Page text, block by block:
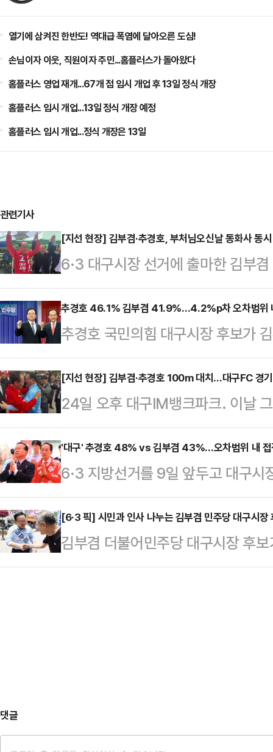
열기에 삼켜진 한반도! 역대급 폭염에 달아오른 도심!
손님이자 이웃, 직원이자 주민...홈플러스가 돌아왔다
홈플러스 영업 재개...67개 점 임시 개업 후 13일 정식 개장
홈플러스 임시 개업...13일 정식 개장 예정
홈플러스 임시 개업...정식 개장은 13일
관련기사
[지선 현장] 김부겸·추경호, 부처님오신날 동화사 동
6·3 대구시장 선거에 출마한 김부
후보가 부처님오신날인 24일 오전
다. 연등이 줄지어 내걸린 사찰에서
눴다.여론조사상 초접전을 벌이는
불교계 표심을 둘러싼 경쟁도 자연
법요식에 맞춰 동화사를 찾았다. 김
채 불자들과 인사를 주고받았다. 행
자들에게 허리를 숙…
추경호 46.1% 김부겸 41.9%…4.2%p차 오차범위
추경호 국민의힘 대구시장 후보가
에서 앞선다는 여론조사 결과가
올리서치 의뢰로 지난 23일 무선
도 조사를 한 결과, 추경호 후보는
났다.두 후보의 격차는 4.2%p로
수찬 개혁신당 후보는 3.7%를 기
겠음'은 3.2%다.추경호 후보는 △
[지선 현장] 김부겸·추경호 100m 대치…대구FC 경
24일 오후 대구IM뱅크파크. 이날
쳐졌다. 한쪽엔 빨간 점퍼, 100m
대구시장 후보인 추경호 국민의힘
FC 홈경기가 열리는 경기장 앞에
늘색 유니폼을 입은 팬들이 경기장
대구지만, 축구장으로 향하는 발걸
이 길목을 놓칠 리 없었다. 양 캠프
처에 …
'대구' 추경호 48% vs 김부겸 43%…오차범위 내
6·3 지방선거를 9일 앞두고 대구시
추경호 국민의힘 후보가 오차범위
이 리얼미터에 의뢰해 지난 22~23일 무선
구시장 후보 지지도 조사 결과, 김
두 후보 간 격차는 5%p로 오차범
[6·3 픽] 시민과 인사 나누는 김부겸 민주당 대구시장
김부겸 더불어민주당 대구시장 후
광장에서 열린 선거 유세에서 지지
댓글